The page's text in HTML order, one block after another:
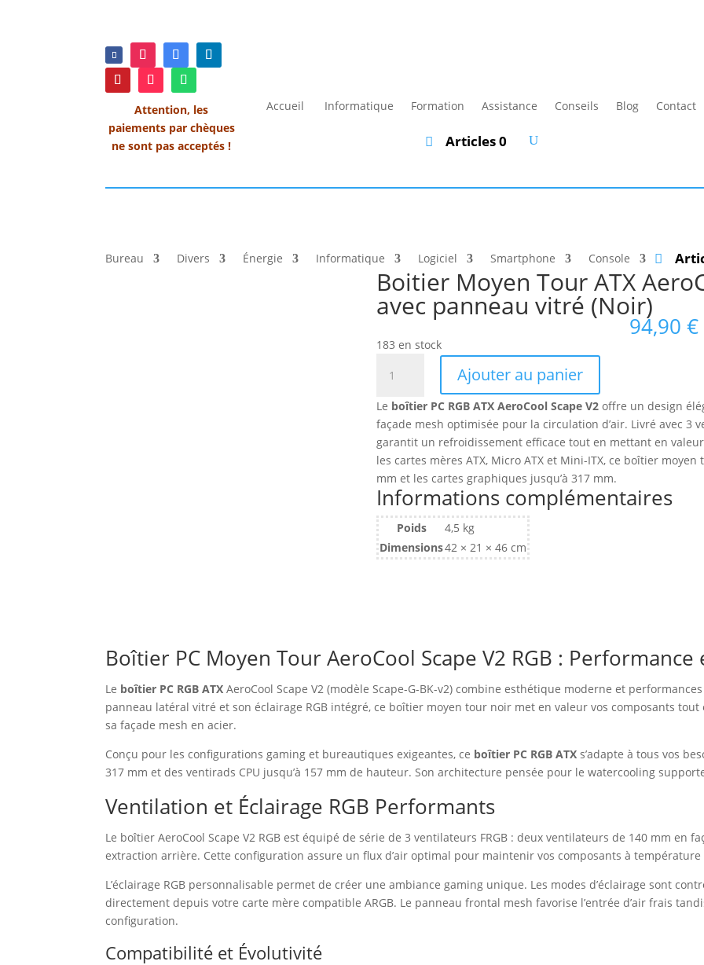
Attention, les
paiements par chèques
ne sont pas acceptés !
Accueil Informatique Formation Assistance Conseils Blog Contact
Articles 0
Bureau Divers Énergie Informatique Logiciel Smartphone Console
Boitier Moyen Tour ATX
avec panneau vitré (Noir)
94,90 €
183 en stock
Tour
ATX
Scape
V2
RGB
avec
panneau
Ajouter au panier
Le boîtier PC RGB ATX AeroCool Scape V2 offre un design
façade mesh optimisée pour la circulation d’air. Livré avec 3
garantit un refroidissement efficace tout en mettant en
les cartes mères ATX, Micro ATX et Mini-ITX, ce boîtier
mm et les cartes graphiques jusqu’à 317 mm.
Informations complémentaires
Poids
4,5 kg
Dimensions42 × 21 × 46 cm
Boîtier PC Moyen Tour AeroCool Scape V2 RGB : Performance
Le boîtier PC RGB ATX AeroCool Scape V2 (modèle Scape-G-BK-v2) combine esthétique moderne et
panneau latéral vitré et son éclairage RGB intégré, ce boîtier moyen tour noir met en valeur vos composants
sa façade mesh en acier.
Conçu pour les configurations gaming et bureautiques exigeantes, ce boîtier PC RGB ATX s’adapte à tous vos
317 mm et des ventirads CPU jusqu’à 157 mm de hauteur. Son architecture pensée pour le watercooling
Ventilation et Éclairage RGB Performants
Le boîtier AeroCool Scape V2 RGB est équipé de série de 3 ventilateurs FRGB : deux ventilateurs de 140 mm en
extraction arrière. Cette configuration assure un flux d’air optimal pour maintenir vos composants à température
L’éclairage RGB personnalisable permet de créer une ambiance gaming unique. Les modes d’éclairage sont
directement depuis votre carte mère compatible ARGB. Le panneau frontal mesh favorise l’entrée d’air frais
configuration.
Compatibilité et Évolutivité